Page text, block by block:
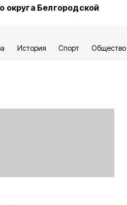
округа Белгородской
История Спорт Общество